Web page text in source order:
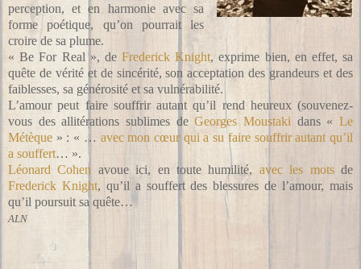
perception, et en harmonie avec sa
forme poétique, qu’on pourrait les
croire de sa plume.
« Be For Real », de Frederick Knight, exprime bien, en effet, sa
quête de vérité et de sincérité, son acceptation des grandeurs et des
faiblesses, sa générosité et sa vulnérabilité.
L’amour peut faire souffrir autant qu’il rend heureux (souvenez-
vous des allitérations sublimes deGeorges Moustaki dans «Le
Métèque » : « … avec mon cœur qui a su faire souffrir autant qu’il
a souffert… ».
Léonard Cohen avoue ici, en toute humilité, avec les motsde
Frederick Knight, qu’il a souffert des blessures de l’amour, mais
qu’il poursuit sa quête…
ALN